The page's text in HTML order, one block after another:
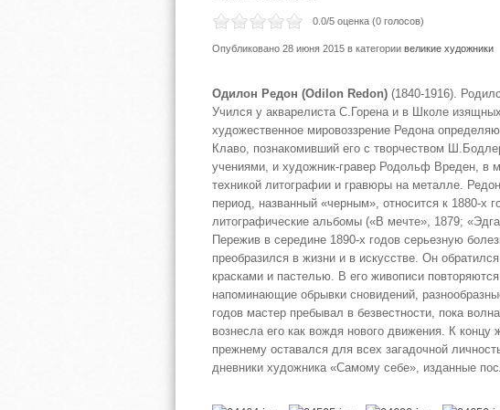
0.0/5 оценка (0 голосов)
Опубликовано 28 июня 2015 в категории великие художники
Одилон Редон (Odilon Redon) (1840-1916).
Учился у акварелиста С.Горена и в Школе
художественное мировоззрение Редона
Клаво, познакомивший его с творчеством
учениями, и художник-гравер Родольф Вреден, в
техникой литографии и гравюры на металле.
период, названный «черным», относится к 1880-х
литографические альбомы («В мечте», 1879;
Пережив в середине 1890-х годов серьезную
преобразился в жизни и в искусстве. Он
красками и пастелью. В его живописи
напоминающие обрывки сновидений,
годов мастер пребывал в безвестности, пока
вознесла его как вождя нового движения. К
прежнему оставался для всех загадочной
дневники художника «Самому себе», изданные